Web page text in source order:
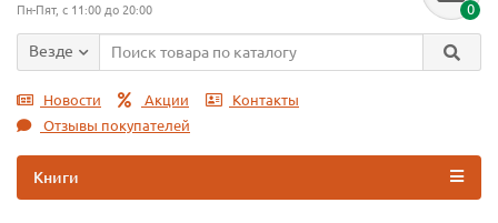
Пн-Пят, с 11:00 до 20:00 0
Везде
Новости Акции
Контакты
Отзывы покупателей
Книги